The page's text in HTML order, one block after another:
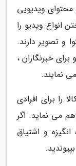
ویدیویی
انواع ویدیو را
و تصویر دارند.
خبرنگاران ،
نمایند.
را برای افرادی
می نماید. اگر
انگیزه و اشتیاق